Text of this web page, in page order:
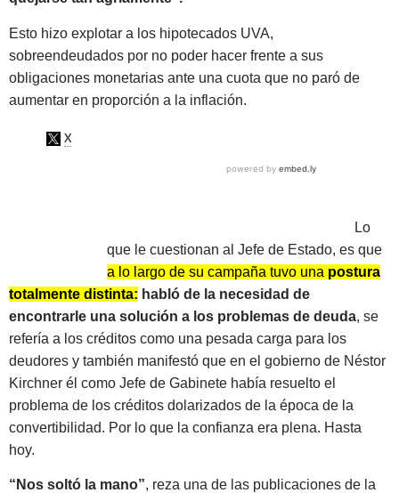
Esto hizo explotar a los hipotecados UVA,
sobreendeudados por no poder hacer frente a sus
obligaciones monetarias ante una cuota que no paró de
aumentar en proporción a la inflación.
Lo
que le cuestionan al Jefe de Estado, es que
a lo largo de su campaña tuvo una postura
totalmente distinta: habló de la necesidad de
encontrarle una solución a los problemas de deuda, se
refería a los créditos como una pesada carga para los
deudores y también manifestó que en el gobierno de Néstor
Kirchner él como Jefe de Gabinete había resuelto el
problema de los créditos dolarizados de la época de la
convertibilidad. Por lo que la confianza era plena. Hasta
hoy.
“Nos soltó la mano”, reza una de las publicaciones de la